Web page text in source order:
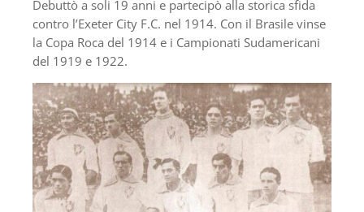
Debuttò a soli 19 anni e partecipò alla storica sfida
contro l’Exeter City F.C. nel 1914. Con il Brasile vinse
la Copa Roca del 1914 e i Campionati Sudamericani
del 1919 e 1922.